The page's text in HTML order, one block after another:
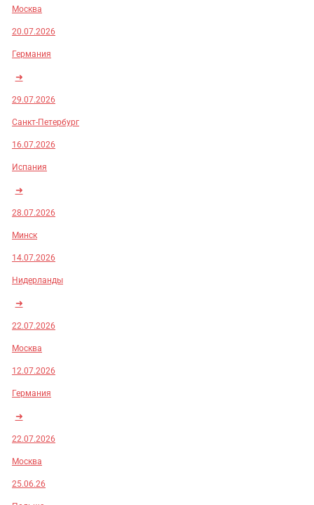
Москва
20.07.2026
Германия
➜
29.07.2026
Санкт-Петербург
16.07.2026
Испания
➜
28.07.2026
Минск
14.07.2026
Нидерланды
➜
22.07.2026
Москва
12.07.2026
Германия
➜
22.07.2026
Москва
25.06.26